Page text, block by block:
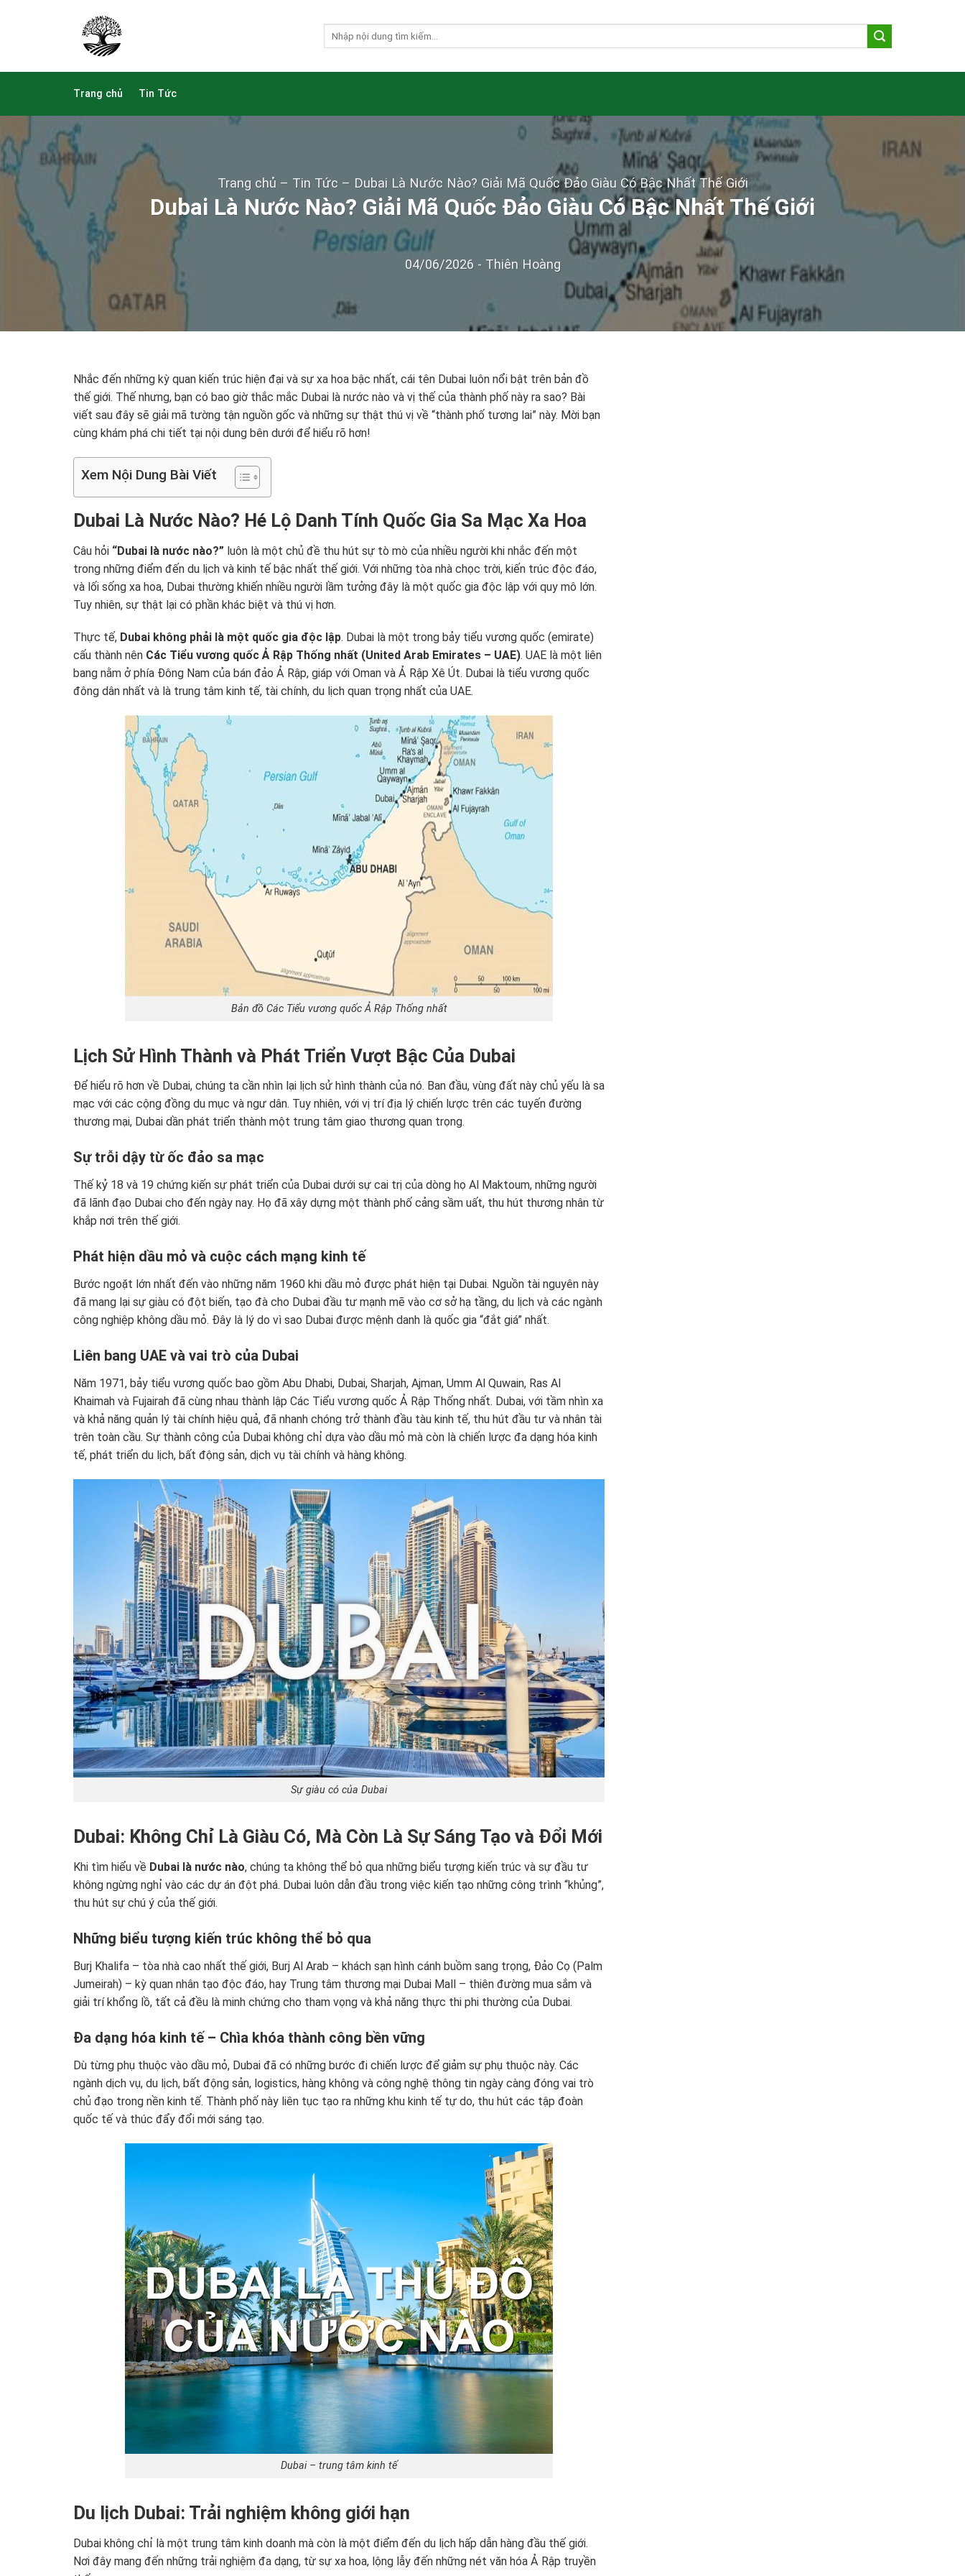
Trang chủ Tin Tức
Trang chủ – Tin Tức – Dubai Là Nước Nào? Giải Mã Quốc Đảo Giàu Có Bậc Nhất Thế Giới
Dubai Là Nước Nào? Giải Mã Quốc Đảo Giàu Có Bậc Nhất Thế Giới
04/06/2026 - Thiên Hoàng
Nhắc đến những kỳ quan kiến trúc hiện đại và sự xa hoa bậc nhất, cái tên Dubai luôn nổi bật trên bản đồ
thế giới. Thế nhưng, bạn có bao giờ thắc mắc Dubai là nước nào và vị thế của thành phố này ra sao? Bài
viết sau đây sẽ giải mã tường tận nguồn gốc và những sự thật thú vị về “thành phố tương lai” này. Mời bạn
cùng khám phá chi tiết tại nội dung bên dưới để hiểu rõ hơn!
Xem Nội Dung Bài Viết
Dubai Là Nước Nào? Hé Lộ Danh Tính Quốc Gia Sa Mạc Xa Hoa
Câu hỏi “Dubai là nước nào?” luôn là một chủ đề thu hút sự tò mò của nhiều người khi nhắc đến một
trong những điểm đến du lịch và kinh tế bậc nhất thế giới. Với những tòa nhà chọc trời, kiến trúc độc đáo,
và lối sống xa hoa, Dubai thường khiến nhiều người lầm tưởng đây là một quốc gia độc lập với quy mô lớn.
Tuy nhiên, sự thật lại có phần khác biệt và thú vị hơn.
Thực tế, Dubai không phải là một quốc gia độc lập. Dubai là một trong bảy tiểu vương quốc (emirate)
cấu thành nên Các Tiểu vương quốc Ả Rập Thống nhất (United Arab Emirates – UAE). UAE là một liên
bang nằm ở phía Đông Nam của bán đảo Ả Rập, giáp với Oman và Ả Rập Xê Út. Dubai là tiểu vương quốc
đông dân nhất và là trung tâm kinh tế, tài chính, du lịch quan trọng nhất của UAE.
Bản đồ Các Tiểu vương quốc Ả Rập Thống nhất
Lịch Sử Hình Thành và Phát Triển Vượt Bậc Của Dubai
Để hiểu rõ hơn về Dubai, chúng ta cần nhìn lại lịch sử hình thành của nó. Ban đầu, vùng đất này chủ yếu là sa
mạc với các cộng đồng du mục và ngư dân. Tuy nhiên, với vị trí địa lý chiến lược trên các tuyến đường
thương mại, Dubai dần phát triển thành một trung tâm giao thương quan trọng.
Sự trỗi dậy từ ốc đảo sa mạc
Thế kỷ 18 và 19 chứng kiến sự phát triển của Dubai dưới sự cai trị của dòng họ Al Maktoum, những người
đã lãnh đạo Dubai cho đến ngày nay. Họ đã xây dựng một thành phố cảng sầm uất, thu hút thương nhân từ
khắp nơi trên thế giới.
Phát hiện dầu mỏ và cuộc cách mạng kinh tế
Bước ngoặt lớn nhất đến vào những năm 1960 khi dầu mỏ được phát hiện tại Dubai. Nguồn tài nguyên này
đã mang lại sự giàu có đột biến, tạo đà cho Dubai đầu tư mạnh mẽ vào cơ sở hạ tầng, du lịch và các ngành
công nghiệp không dầu mỏ. Đây là lý do vì sao Dubai được mệnh danh là quốc gia “đắt giá” nhất.
Liên bang UAE và vai trò của Dubai
Năm 1971, bảy tiểu vương quốc bao gồm Abu Dhabi, Dubai, Sharjah, Ajman, Umm Al Quwain, Ras Al
Khaimah và Fujairah đã cùng nhau thành lập Các Tiểu vương quốc Ả Rập Thống nhất. Dubai, với tầm nhìn xa
và khả năng quản lý tài chính hiệu quả, đã nhanh chóng trở thành đầu tàu kinh tế, thu hút đầu tư và nhân tài
trên toàn cầu. Sự thành công của Dubai không chỉ dựa vào dầu mỏ mà còn là chiến lược đa dạng hóa kinh
tế, phát triển du lịch, bất động sản, dịch vụ tài chính và hàng không.
Sự giàu có của Dubai
Dubai: Không Chỉ Là Giàu Có, Mà Còn Là Sự Sáng Tạo và Đổi Mới
Khi tìm hiểu về Dubai là nước nào, chúng ta không thể bỏ qua những biểu tượng kiến trúc và sự đầu tư
không ngừng nghỉ vào các dự án đột phá. Dubai luôn dẫn đầu trong việc kiến tạo những công trình “khủng”,
thu hút sự chú ý của thế giới.
Những biểu tượng kiến trúc không thể bỏ qua
Burj Khalifa – tòa nhà cao nhất thế giới, Burj Al Arab – khách sạn hình cánh buồm sang trọng, Đảo Cọ (Palm
Jumeirah) – kỳ quan nhân tạo độc đáo, hay Trung tâm thương mại Dubai Mall – thiên đường mua sắm và
giải trí khổng lồ, tất cả đều là minh chứng cho tham vọng và khả năng thực thi phi thường của Dubai.
Đa dạng hóa kinh tế – Chìa khóa thành công bền vững
Dù từng phụ thuộc vào dầu mỏ, Dubai đã có những bước đi chiến lược để giảm sự phụ thuộc này. Các
ngành dịch vụ, du lịch, bất động sản, logistics, hàng không và công nghệ thông tin ngày càng đóng vai trò
chủ đạo trong nền kinh tế. Thành phố này liên tục tạo ra những khu kinh tế tự do, thu hút các tập đoàn
quốc tế và thúc đẩy đổi mới sáng tạo.
Dubai – trung tâm kinh tế
Du lịch Dubai: Trải nghiệm không giới hạn
Dubai không chỉ là một trung tâm kinh doanh mà còn là một điểm đến du lịch hấp dẫn hàng đầu thế giới.
Nơi đây mang đến những trải nghiệm đa dạng, từ sự xa hoa, lộng lẫy đến những nét văn hóa Ả Rập truyền